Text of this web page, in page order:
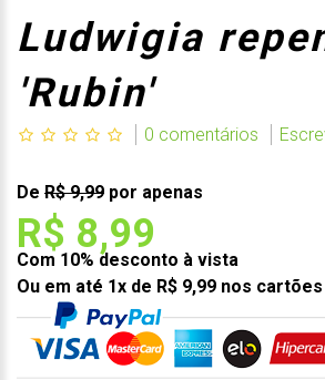
Ludwigia
'Rubin'
0 comentários
De R$ 9,99 por apenas
R$ 8,99
Com 10% desconto à vista
Ou em até 1x de R$ 9,99 nos cartões